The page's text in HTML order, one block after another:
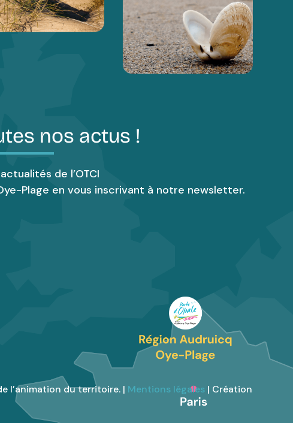
nos actus !
de l’OTCI
Plage en vous inscrivant à notre newsletter.
l’animation du territoire. | Mentions légales | Création